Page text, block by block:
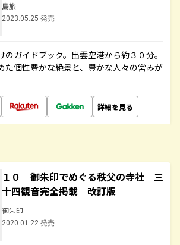
島旅
2023.05.25 発売
のガイドブック。出雲空港から約３０分。
た個性豊かな絶景と、豊かな人々の営みが
詳細を見る
１０ 御朱印でめぐる秩父の寺社 三
十四観音完全掲載 改訂版
御朱印
2020.01.22 発売